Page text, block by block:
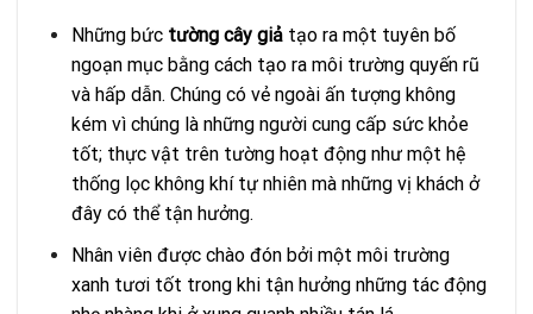
Những bức tường cây giảtạo ra một tuyên bố
ngoạn mục bằng cách tạo ra môi trường quyến rũ
và hấp dẫn. Chúng có vẻ ngoài ấn tượng không
kém vì chúng là những người cung cấp sức khỏe
tốt; thực vật trên tường hoạt động như một hệ
thống lọc không khí tự nhiên mà những vị khách ở
đây có thể tận hưởng.
Nhân viên được chào đón bởi một môi trường
xanh tươi tốt trong khi tận hưởng những tác động